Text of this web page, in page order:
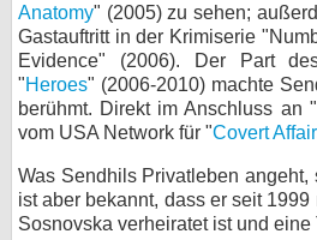
Anatomy" (2005) zu sehen;
Gastauftritt in der Krimiserie
Evidence" (2006). Der Part
"Heroes" (2006-2010) machte
berühmt. Direkt im Anschluss an
vom USA Network für "Covert
Was Sendhils Privatleben angeht,
ist aber bekannt, dass er seit
Sosnovska verheiratet ist und eine
Desktop-